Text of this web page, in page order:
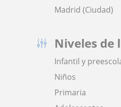
Madrid (Ciudad)
Niveles de
Infantil y
Niños
Primaria